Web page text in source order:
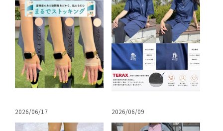
2026/06/17 2026/06/09